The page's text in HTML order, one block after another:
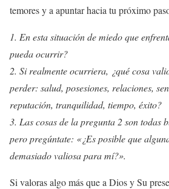
temores y a apuntar hacia tu próximo
1. En esta situación de miedo que
pueda ocurrir?
2. Si realmente ocurriera, ¿qué cosa
perder: salud, posesiones, relaciones,
reputación, tranquilidad, tiempo, éxito?
3. Las cosas de la pregunta 2 son todas
pero pregúntate: «¿Es posible que
demasiado valiosa para mí?».
Si valoras algo más que a Dios y Su